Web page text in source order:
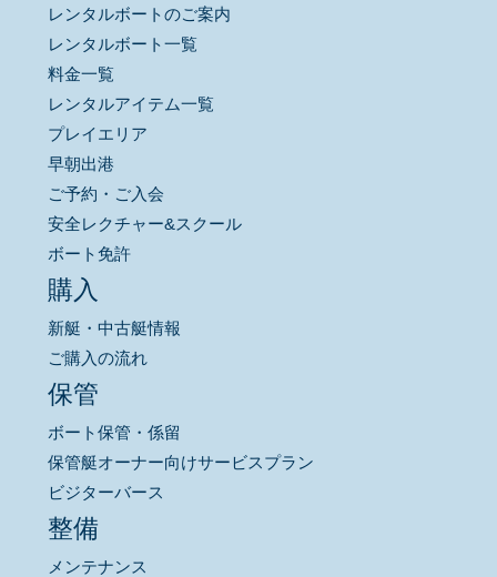
レンタルボートのご案内
レンタルボート一覧
料金一覧
レンタルアイテム一覧
プレイエリア
早朝出港
ご予約・ご入会
安全レクチャー&スクール
ボート免許
購入
新艇・中古艇情報
ご購入の流れ
保管
ボート保管・係留
保管艇オーナー向けサービスプラン
ビジターバース
整備
メンテナンス